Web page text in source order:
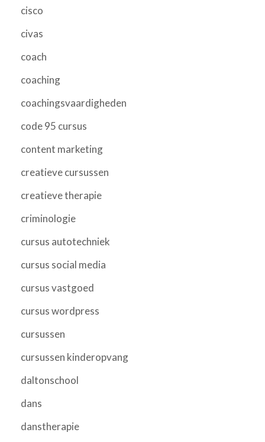
cisco
civas
coach
coaching
coachingsvaardigheden
code 95 cursus
content marketing
creatieve cursussen
creatieve therapie
criminologie
cursus autotechniek
cursus social media
cursus vastgoed
cursus wordpress
cursussen
cursussen kinderopvang
daltonschool
dans
danstherapie